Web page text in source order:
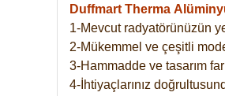
Duffmart Therma
1-Mevcut radyatörünüzün
2-Mükemmel ve çeşitli
3-Hammadde ve tasarım
4-İhtiyaçlarınız